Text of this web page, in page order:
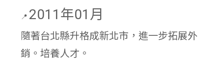
📍 2011年01月
隨著台北縣升格成新北市，進一步拓展外
銷。培養人才。